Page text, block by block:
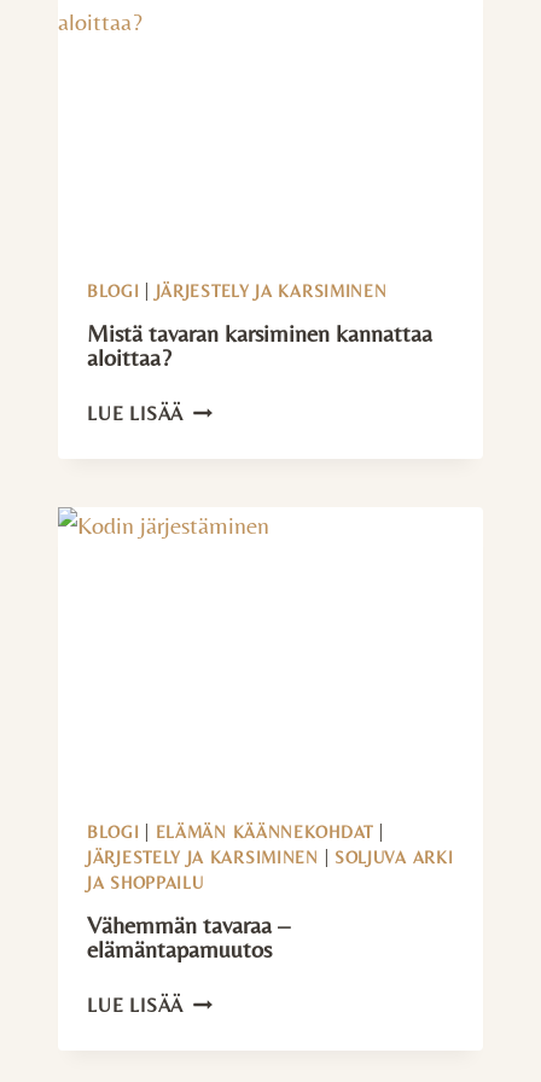
BLOGI JÄRJESTELY JA KARSIMINEN
Mistä tavaran karsiminen kannattaa
aloittaa?
LUE LISÄÄ MISTÄ
KARSIMINEN
ALOITTAA?
BLOGI ELÄMÄN KÄÄNNEKOHDAT|
JÄRJESTELY JA KARSIMINEN
SOLJUVA ARKI
JA SHOPPAILU
Vähemmän tavaraa –
elämäntapamuutos
LUE LISÄÄ VÄHEMMÄN
–